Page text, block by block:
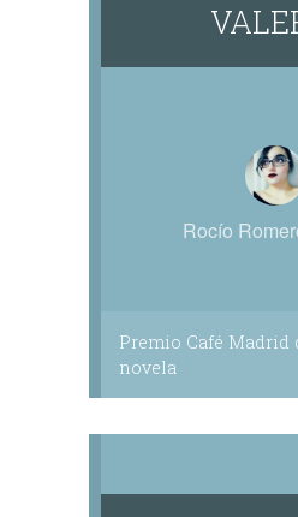
Rocío
Premio Café Madrid
novela